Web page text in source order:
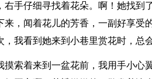
手仔细寻找着花朵。啊！她找到
，闻着花儿的芳香，一副好享受
我看到她来到小巷里赏花时，总
索着来到一盆花前，我用手小心